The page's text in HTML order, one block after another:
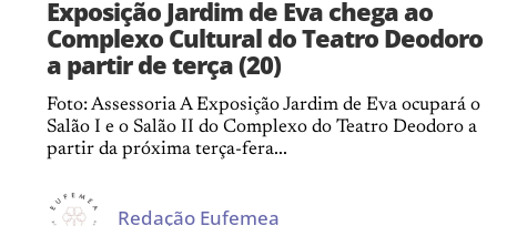
Exposição Jardim de Eva chega ao
Complexo Cultural do Teatro Deodoro
a partir de terça (20)
Foto: Assessoria A Exposição Jardim de Eva ocupará o
Salão I e o Salão II do Complexo do Teatro Deodoro a
partir da próxima terça-fera...
Redação Eufemea